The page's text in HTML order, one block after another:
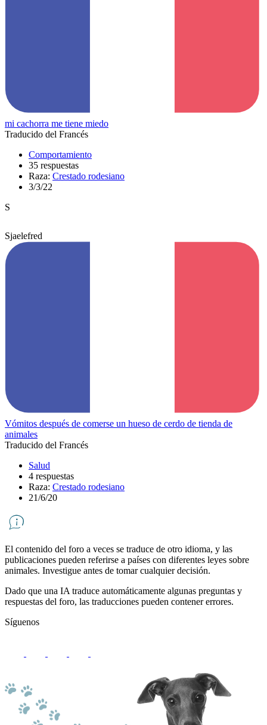
mi cachorra me tiene miedo
Traducido del Francés
Comportamiento
35 respuestas
Raza: Crestado rodesiano
3/3/22
S
Sjaelefred
Vómitos después de comerse un hueso de cerdo de tienda de
animales
Traducido del Francés
Salud
4 respuestas
Raza: Crestado rodesiano
21/6/20
El contenido del foro a veces se traduce de otro idioma, y ​​las
publicaciones pueden referirse a países con diferentes leyes sobre
animales. Investigue antes de tomar cualquier decisión.
Dado que una IA traduce automáticamente algunas preguntas y
respuestas del foro, las traducciones pueden contener errores.
Síguenos